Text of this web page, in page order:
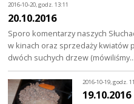
2016-10-20, godz. 13:11
20.10.2016
Sporo komentarzy naszych
w kinach oraz sprzedaży kwiatów
dwóch suchych drzew (mówiliśmy…
2016-10-19, godz.
19.10.2016